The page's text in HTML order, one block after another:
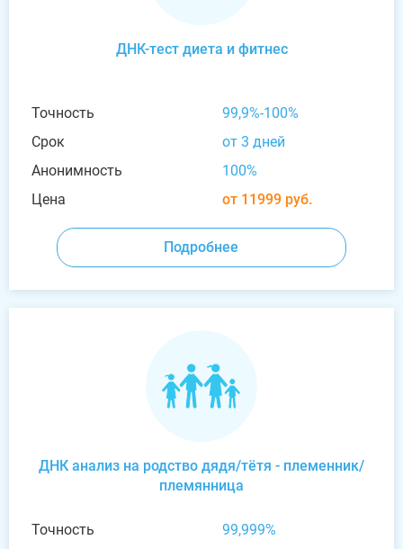
ДНК-тест диета и фитнес
Точность
99,9%-100%
Срок
от 3 дней
Анонимность
100%
Цена
от 11999 руб.
Подробнее
ДНК анализ на родство дядя/тётя - племенник/
племянница
Точность
99,999%